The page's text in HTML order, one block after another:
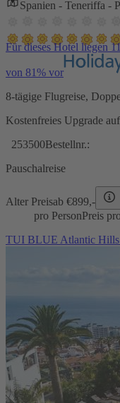
Spanien - Teneriffa -
Für dieses Hotel liegen
von 81% vor
8-tägige Flugreise,
Kostenfreies Upgrade
253500Bestellnr.:
Pauschalreise
Alter Preisab €899,-
pro PersonPreis
TUI BLUE Atlantic